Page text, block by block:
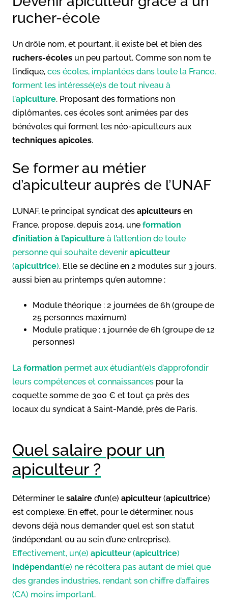
rucher-école
Un drôle nom, et pourtant, il existe bel et bien des
ruchers-écoles un peu partout. Comme son nom te
l’indique, ces écoles, implantées dans toute la France,
forment les intéressé(e)s de tout niveau à
l’apiculture. Proposant des formations non
diplômantes, ces écoles sont animées par des
bénévoles qui forment les néo-apiculteurs aux
techniques apicoles.
Se former au métier
d’apiculteur auprès de l’UNAF
L’UNAF, le principal syndicat des apiculteurs en
France, propose, depuis 2014, une formation
d’initiation à l’apiculture à l’attention de toute
personne qui souhaite devenir apiculteur
(apicultrice). Elle se décline en 2 modules sur 3 jours,
aussi bien au printemps qu’en automne :
Module théorique : 2 journées de 6h (groupe de
25 personnes maximum)
Module pratique : 1 journée de 6h (groupe de 12
personnes)
La formation permet aux étudiant(e)s d’approfondir
leurs compétences et connaissances pour la
coquette somme de 300 € et tout ça près des
locaux du syndicat à Saint-Mandé, près de Paris.
Quel salaire pour un
apiculteur ?
Déterminer le salaire d’un(e) apiculteur (apicultrice)
est complexe. En effet, pour le déterminer, nous
devons déjà nous demander quel est son statut
(indépendant ou au sein d’une entreprise).
Effectivement, un(e) apiculteur (apicultrice)
indépendant(e) ne récoltera pas autant de miel que
des grandes industries, rendant son chiffre d’affaires
(CA) moins important.